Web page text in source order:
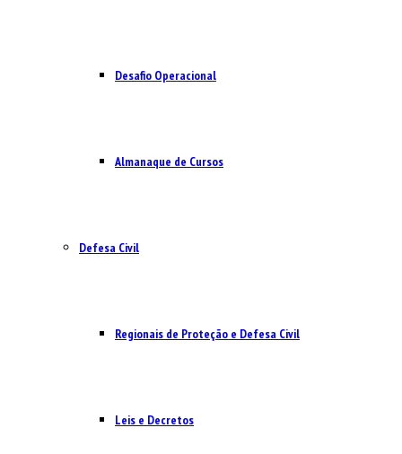
Desafio Operacional
Almanaque de Cursos
Defesa Civil
Regionais de Proteção e Defesa Civil
Leis e Decretos